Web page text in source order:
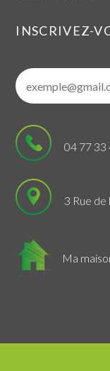
INSCRIVEZ-
04 77 33
3 Rue
Ma